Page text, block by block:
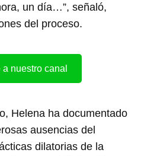
un día…”, señaló,
del proceso.
nuestro canal
Helena ha documentado
ausencias del
dilatorias de la